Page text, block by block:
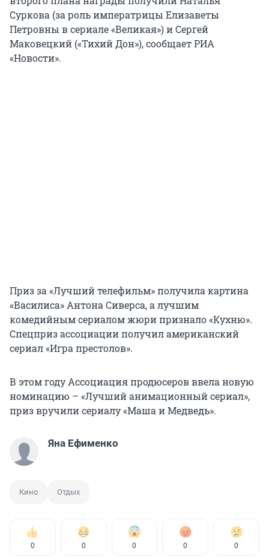
Суркова (за роль императрицы Елизаветы
Петровны в сериале «Великая») и Сергей
Маковецкий («Тихий Дон»), сообщает РИА
«Новости».
Приз за «Лучший телефильм» получила картина
«Василиса» Антона Сиверса, а лучшим
комедийным сериалом жюри признало «Кухню».
Спецприз ассоциации получил американский
сериал «Игра престолов».
В этом году Ассоциация продюсеров ввела новую
номинацию – «Лучший анимационный сериал»,
приз вручили сериалу «Маша и Медведь».
Яна Ефименко
Кино Отдых
0 0 0 0 0